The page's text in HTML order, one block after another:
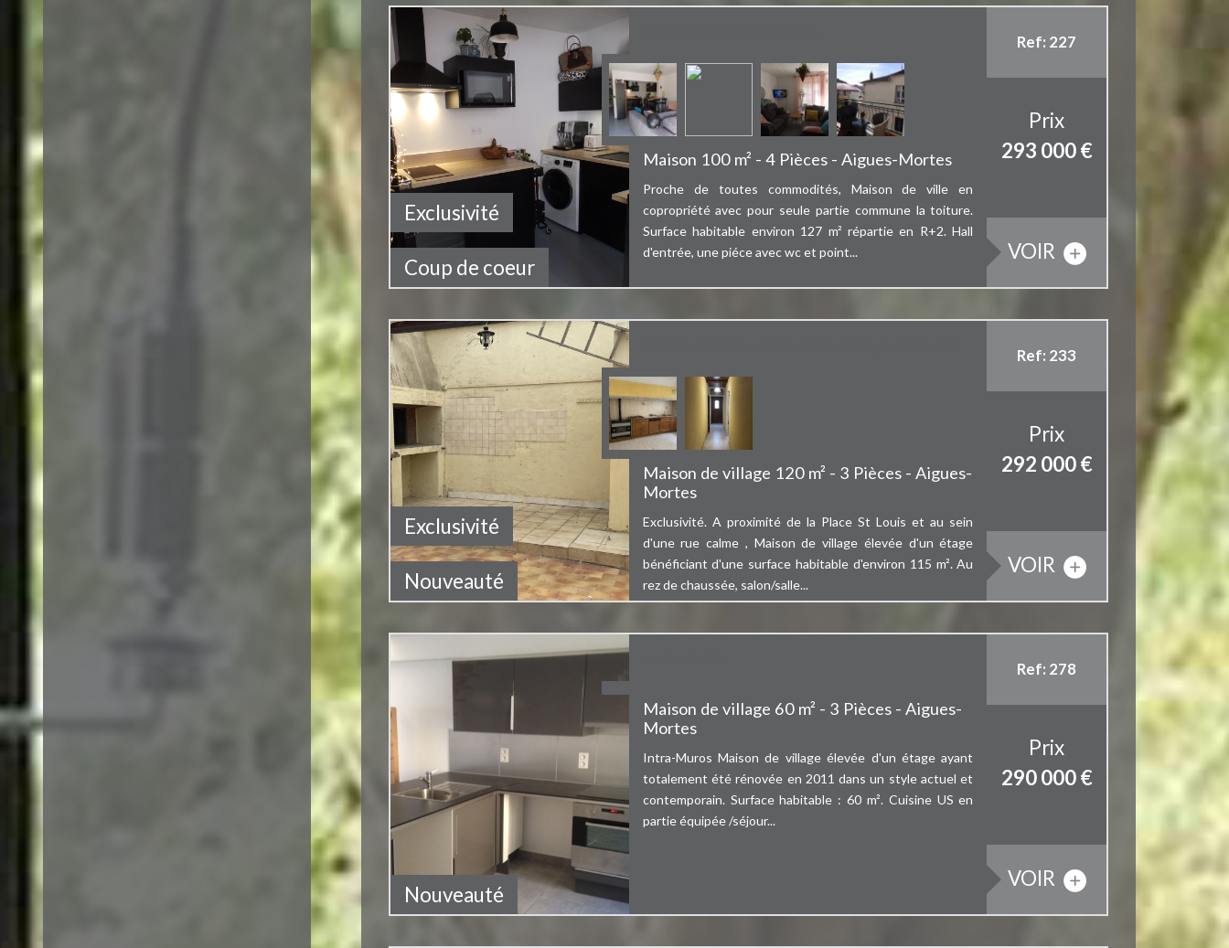
Bien vendu
Exclusivité
Coup de coeur
Maison 100 m² - 4 Pièces - Aigues-Mortes
Proche de toutes commodités, Maison de ville en
copropriété avec pour seule partie commune la toiture.
Surface habitable environ 127 m² répartie en R+2. Hall
d'entrée, une piéce avec wc et point...
Ref: 227
Prix
293 000€
VOIR
Bien vendu
Exclusivité
Nouveauté
Maison de village 120 m² - 3 Pièces - Aigues-
Mortes
Exclusivité. A proximité de la Place St Louis et au sein
d'une rue calme , Maison de village élevée d'un étage
bénéficiant d'une surface habitable d'environ 115 m². Au
rez de chaussée, salon/salle...
Ref: 233
Prix
292 000€
VOIR
Bien vendu
Nouveauté
Maison de village 60 m² - 3 Pièces - Aigues-
Mortes
Intra-Muros Maison de village élevée d'un étage ayant
totalement été rénovée en 2011 dans un style actuel et
contemporain. Surface habitable : 60 m². Cuisine US en
partie équipée /séjour...
Ref: 278
Prix
290 000€
VOIR